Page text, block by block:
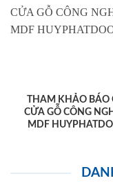
THAM KHẢO BÁO
CỬA GỖ CÔNG
MDF